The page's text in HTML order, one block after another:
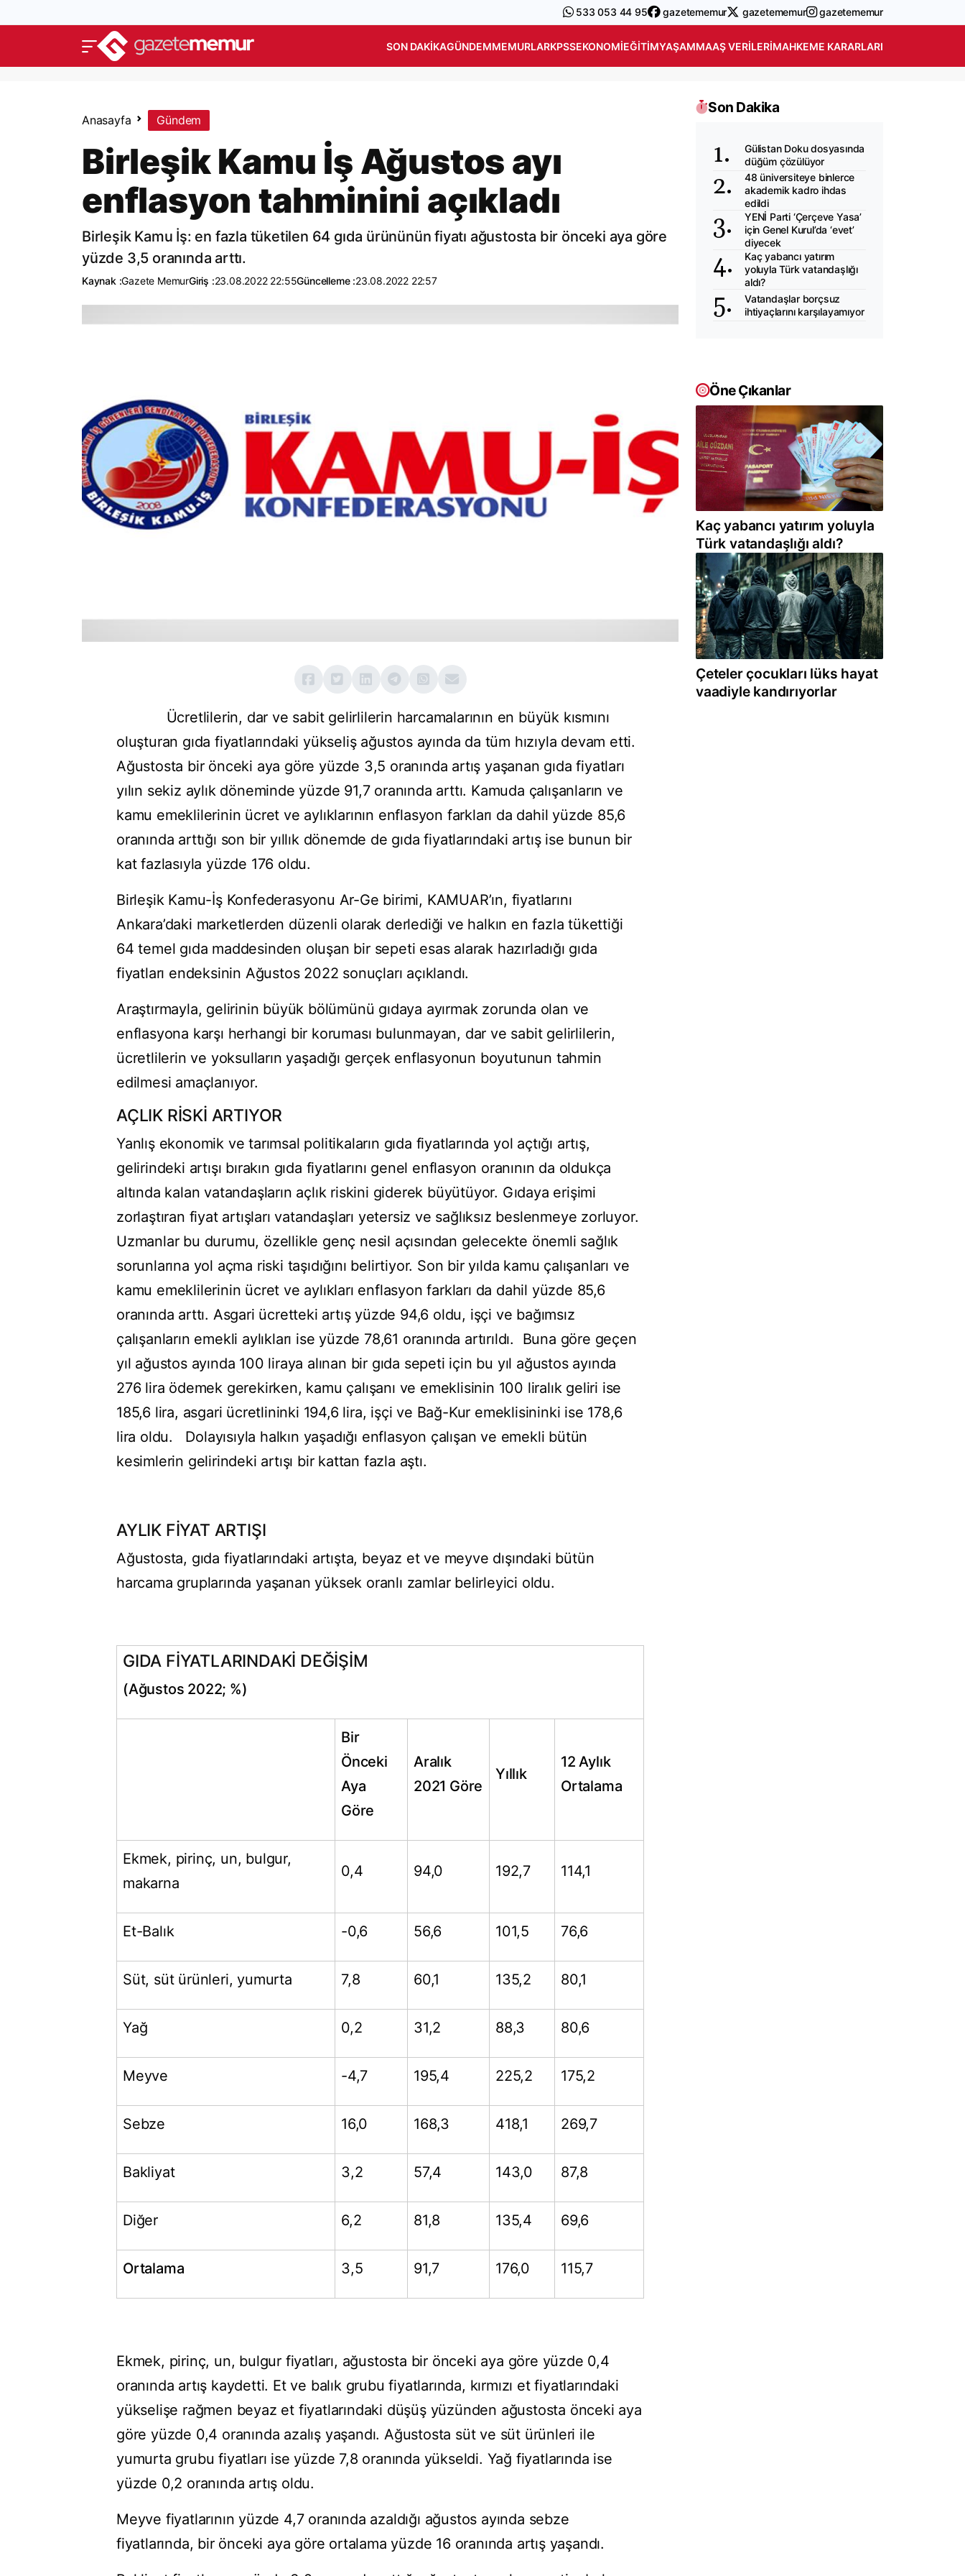
533 053 44 95 gazetememur gazetememur gazetememur
SON DAKIKAGÜNDEMMEMURLARKPSSEKONOMIEĞITIMYAŞAMMAAŞ VERILERIMAHKEME KARARLARI
Anasayfa Gündem
Birleşik Kamu İş Ağustos ayı
enflasyon tahminini açıkladı
Birleşik Kamu İş: en fazla tüketilen 64 gıda ürününün fiyatı ağustosta bir önceki aya göre
yüzde 3,5 oranında arttı.
Kaynak :Gazete MemurGiriş :23.08.2022 22:55Güncelleme :23.08.2022 22:57
Ücretlilerin, dar ve sabit gelirlilerin harcamalarının en büyük kısmını
oluşturan gıda fiyatlarındaki yükseliş ağustos ayında da tüm hızıyla devam etti.
Ağustosta bir önceki aya göre yüzde 3,5 oranında artış yaşanan gıda fiyatları
yılın sekiz aylık döneminde yüzde 91,7 oranında arttı. Kamuda çalışanların ve
kamu emeklilerinin ücret ve aylıklarının enflasyon farkları da dahil yüzde 85,6
oranında arttığı son bir yıllık dönemde de gıda fiyatlarındaki artış ise bunun bir
kat fazlasıyla yüzde 176 oldu.
Birleşik Kamu-İş Konfederasyonu Ar-Ge birimi, KAMUAR’ın, fiyatlarını
Ankara’daki marketlerden düzenli olarak derlediği ve halkın en fazla tükettiği
64 temel gıda maddesinden oluşan bir sepeti esas alarak hazırladığı gıda
fiyatları endeksinin Ağustos 2022 sonuçları açıklandı.
Araştırmayla, gelirinin büyük bölümünü gıdaya ayırmak zorunda olan ve
enflasyona karşı herhangi bir koruması bulunmayan, dar ve sabit gelirlilerin,
ücretlilerin ve yoksulların yaşadığı gerçek enflasyonun boyutunun tahmin
edilmesi amaçlanıyor.
AÇLIK RİSKİ ARTIYOR
Yanlış ekonomik ve tarımsal politikaların gıda fiyatlarında yol açtığı artış,
gelirindeki artışı bırakın gıda fiyatlarını genel enflasyon oranının da oldukça
altında kalan vatandaşların açlık riskini giderek büyütüyor. Gıdaya erişimi
zorlaştıran fiyat artışları vatandaşları yetersiz ve sağlıksız beslenmeye zorluyor.
Uzmanlar bu durumu, özellikle genç nesil açısından gelecekte önemli sağlık
sorunlarına yol açma riski taşıdığını belirtiyor. Son bir yılda kamu çalışanları ve
kamu emeklilerinin ücret ve aylıkları enflasyon farkları da dahil yüzde 85,6
oranında arttı. Asgari ücretteki artış yüzde 94,6 oldu, işçi ve bağımsız
çalışanların emekli aylıkları ise yüzde 78,61 oranında artırıldı. Buna göre geçen
yıl ağustos ayında 100 liraya alınan bir gıda sepeti için bu yıl ağustos ayında
276 lira ödemek gerekirken, kamu çalışanı ve emeklisinin 100 liralık geliri ise
185,6 lira, asgari ücretlininki 194,6 lira, işçi ve Bağ-Kur emeklisininki ise 178,6
lira oldu. Dolayısıyla halkın yaşadığı enflasyon çalışan ve emekli bütün
kesimlerin gelirindeki artışı bir kattan fazla aştı.
AYLIK FİYAT ARTIŞI
Ağustosta, gıda fiyatlarındaki artışta, beyaz et ve meyve dışındaki bütün
harcama gruplarında yaşanan yüksek oranlı zamlar belirleyici oldu.
GIDA FİYATLARINDAKİ DEĞİŞİM
(Ağustos 2022; %)
Bir
Önceki
Aya
Göre
Aralık
2021 Göre
Yıllık
12 Aylık
Ortalama
Ekmek, pirinç, un, bulgur,
makarna
0,4 94,0 192,7 114,1
Et-Balık -0,6 56,6 101,5 76,6
Süt, süt ürünleri, yumurta 7,8 60,1 135,2 80,1
Yağ 0,2 31,2 88,3 80,6
Meyve -4,7 195,4 225,2 175,2
Sebze 16,0 168,3 418,1 269,7
Bakliyat 3,2 57,4 143,0 87,8
Diğer 6,2 81,8 135,4 69,6
Ortalama 3,5 91,7 176,0 115,7
Ekmek, pirinç, un, bulgur fiyatları, ağustosta bir önceki aya göre yüzde 0,4
oranında artış kaydetti. Et ve balık grubu fiyatlarında, kırmızı et fiyatlarındaki
yükselişe rağmen beyaz et fiyatlarındaki düşüş yüzünden ağustosta önceki aya
göre yüzde 0,4 oranında azalış yaşandı. Ağustosta süt ve süt ürünleri ile
yumurta grubu fiyatları ise yüzde 7,8 oranında yükseldi. Yağ fiyatlarında ise
yüzde 0,2 oranında artış oldu.
Meyve fiyatlarının yüzde 4,7 oranında azaldığı ağustos ayında sebze
fiyatlarında, bir önceki aya göre ortalama yüzde 16 oranında artış yaşandı.
Son Dakika
Gülistan Doku dosyasında
düğüm çözülüyor
48 üniversiteye binlerce
akademik kadro ihdas
edildi
YENİ Parti ‘Çerçeve Yasa’
için Genel Kurul’da ‘evet’
diyecek
Kaç yabancı yatırım
yoluyla Türk vatandaşlığı
aldı?
Vatandaşlar borçsuz
ihtiyaçlarını karşılayamıyor
Öne Çıkanlar
Kaç yabancı yatırım yoluyla
Türk vatandaşlığı aldı?
Çeteler çocukları lüks hayat
vaadiyle kandırıyorlar